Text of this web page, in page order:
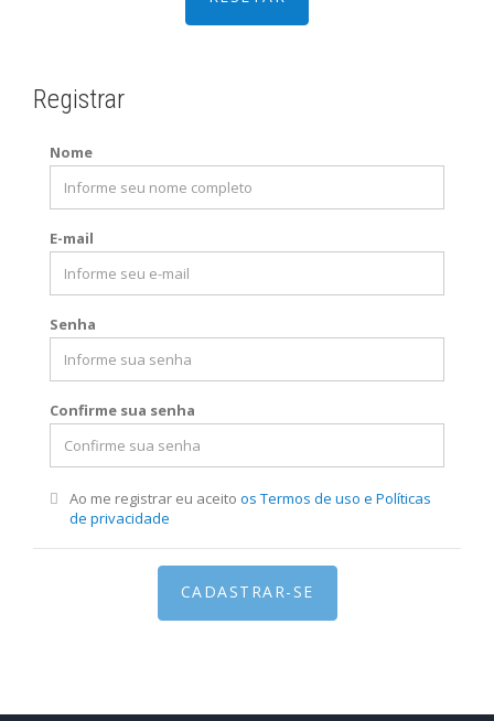
Registrar
Nome
E-mail
Senha
Confirme sua senha
Ao me registrar eu aceito os Termos de uso e Políticas
de privacidade